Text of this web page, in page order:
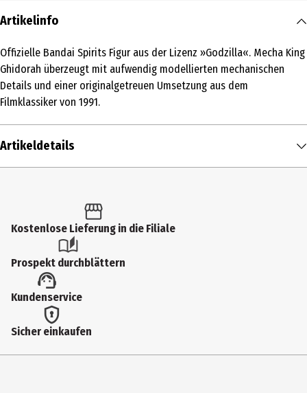
Artikelinfo
Offizielle Bandai Spirits Figur aus der Lizenz »Godzilla«. Mecha King
Ghidorah überzeugt mit aufwendig modellierten mechanischen
Details und einer originalgetreuen Umsetzung aus dem
Filmklassiker von 1991.
Artikeldetails
Produkttyp
Spiel- & Sammelfiguren
Altersempfehlung ab
14 Jahre
Artikelnummer des Herstellers
Kostenlose Lieferung in die Filiale
Prospekt durchblättern
Kundenservice
Sicher einkaufen